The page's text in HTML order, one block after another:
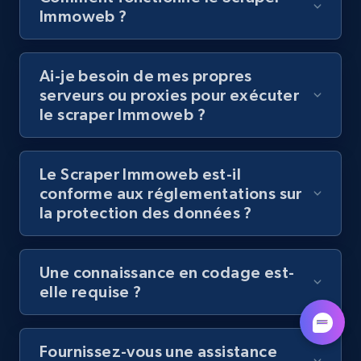
by podcast url
URL, Title, Youtuber, Youtuber md5, Video url,
Video length, Likes, Views, and more.
8.1K+ 716+ Essai gratuit
Amazon Reviews
URL, Product name, Product rating, Product
rating object, Product rating max, Rating,
Author name, Asin, and more.
7.4K+ 872+ Essai gratuit
Immoweb ?
Ai-je besoin de mes propres
serveurs ou proxies pour exécuter
le scraper Immoweb ?
Le Scraper Immoweb est-il
conforme aux réglementations sur
la protection des données ?
Une connaissance en codage est-
elle requise ?
Fournissez-vous une assistance